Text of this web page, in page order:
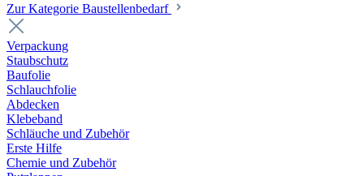
Zur Kategorie Baustellenbedarf
Verpackung
Staubschutz
Baufolie
Schlauchfolie
Abdecken
Klebeband
Schläuche und Zubehör
Erste Hilfe
Chemie und Zubehör